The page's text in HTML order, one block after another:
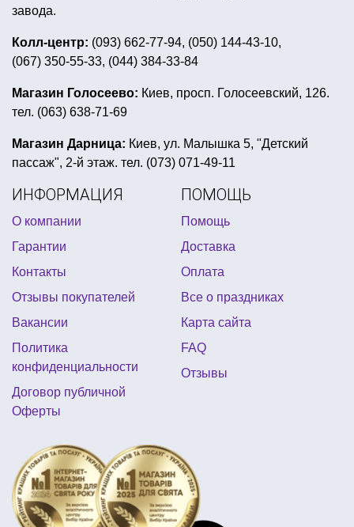
аксессуары для ковбойской вечеринки
букет из фольгированных фигур
купить маски венецианские
купить декор на день рождение мальчика тема
хэллоуин украшения
косметика для грима на хэллоуин
купить серпантин на новый год
купить пиратскую шляпу в киеве
день рождение в стиле троллей
купить карнавальную шляпу
вечеринка в красном цвете
купить воздушные латексные шарики
день святого патрика одежда
взрослый день рождения аксессуары
конфетти цена
цветная тематическая вечеринка
новогодние снежинки купить украина
воздушные шары металлик купить
завода.
Колл-центр: (093) 662-77-94, (050) 144-43-10,
(067) 350-55-33, (044) 384-33-84
Магазин Голосеево: Киев, просп. Голосеевский, 126.
тел. (063) 638-71-69
Магазин Дарница: Киев, ул. Малышка 5, "Детский
пассаж", 2-й этаж. тел. (073) 071-49-11
ИНФОРМАЦИЯ
О компании
Гарантии
Контакты
Отзывы покупателей
Вакансии
Политика
конфиденциальности
Договор публичной
Оферты
ПОМОЩЬ
Помощь
Доставка
Оплата
Все о праздниках
Карта сайта
FAQ
Отзывы